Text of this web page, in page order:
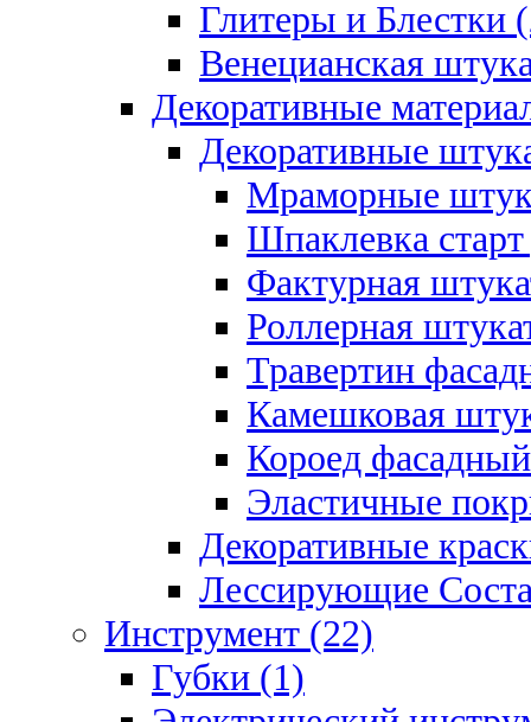
Глитеры и Блестки
Венецианская
Декоративные
Декоративные
Мраморные
Шпаклевка
Фактурная
Роллерная
Травертин
Камешковая
Короед
Эластичные
Декоративные
Лессирующие
Инструмент (22)
Губки (1)